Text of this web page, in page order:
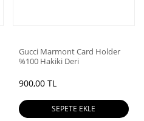
Gucci Marmont Card Holder
%100 Hakiki Deri
900,00 TL
SEPETE EKLE